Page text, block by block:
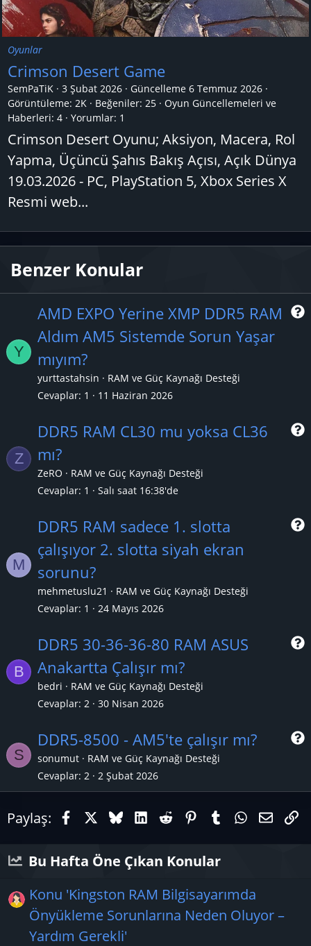
Oyunlar
Crimson Desert Game
SemPaTiK 3 Şubat 2026 Güncelleme 6 Temmuz 2026
Görüntüleme: 2K
Beğeniler: 25
Oyun Güncellemeleri ve
Haberleri: 4 Yorumlar: 1
Crimson Desert Oyunu; Aksiyon, Macera, Rol
Yapma, Üçüncü Şahıs Bakış Açısı, Açık Dünya
19.03.2026 - PC, PlayStation 5, Xbox Series X
Resmi web...
Benzer Konular
Y
S
AMD EXPO Yerine XMP DDR5 RAM
Aldım AM5 Sistemde Sorun Yaşar
mıyım?
yurttastahsin
RAM ve Güç Kaynağı Desteği
Cevaplar 1 11 Haziran 2026
Z
S
DDR5 RAM CL30 mu yoksa CL36
mı?
ZeRO
RAM ve Güç Kaynağı Desteği
Cevaplar 1 Salı saat 16:38'de
M
S
DDR5 RAM sadece 1. slotta
çalışıyor 2. slotta siyah ekran
sorunu?
mehmetuslu21
RAM ve Güç Kaynağı Desteği
Cevaplar 1 24 Mayıs 2026
B
S
DDR5 30-36-36-80 RAM ASUS
Anakartta Çalışır mı?
bedri
RAM ve Güç Kaynağı Desteği
Cevaplar 2 30 Nisan 2026
S
S
DDR5-8500 - AM5'te çalışır mı?
sonumut
RAM ve Güç Kaynağı Desteği
Cevaplar 2 2 Şubat 2026
Paylaş: FacebookX (Twitter)
BlueskyLinkedIn
RedditPinterestTumblrE-
Bu Hafta Öne Çıkan Konular
Konu 'Kingston RAM Bilgisayarımda
Önyükleme Sorunlarına Neden Oluyor –
Yardım Gerekli'